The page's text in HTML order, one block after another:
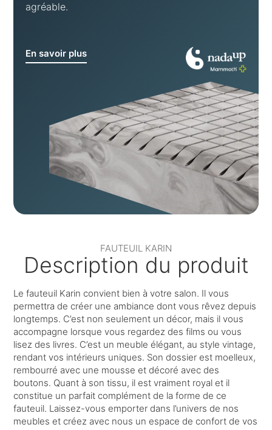
agréable.
En savoir plus
FAUTEUIL KARIN
Description du produit
Le fauteuil Karin convient bien à votre salon. Il vous
permettra de créer une ambiance dont vous rêvez depuis
longtemps. C’est non seulement un décor, mais il vous
accompagne lorsque vous regardez des films ou vous
lisez des livres. C’est un meuble élégant, au style vintage,
rendant vos intérieurs uniques. Son dossier est moelleux,
rembourré avec une mousse et décoré avec des
boutons. Quant à son tissu, il est vraiment royal et il
constitue un parfait complément de la forme de ce
fauteuil. Laissez-vous emporter dans l’univers de nos
meubles et créez avec nous un espace de confort de vos